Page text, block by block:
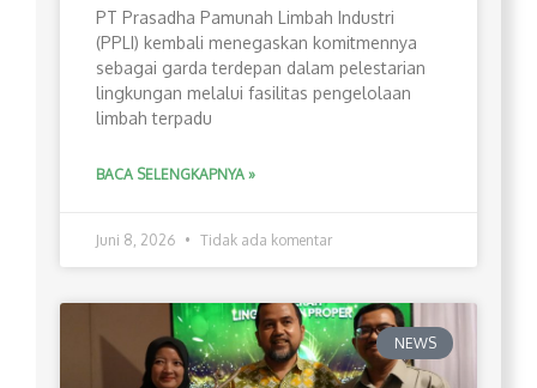
PT Prasadha Pamunah Limbah Industri
(PPLI) kembali menegaskan komitmennya
sebagai garda terdepan dalam pelestarian
lingkungan melalui fasilitas pengelolaan
limbah terpadu
BACA SELENGKAPNYA »
Juni 8, 2026 Tidak ada komentar
NEWS